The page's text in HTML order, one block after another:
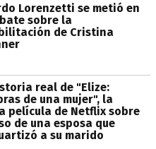
Lorenzetti se metió en
sobre la
de Cristina
real de "Elize:
de una mujer", la
película de Netflix sobre
de una esposa que
a su marido